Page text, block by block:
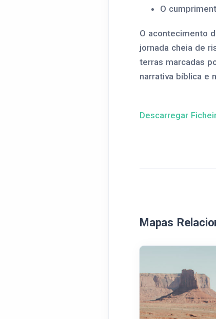
O
O acontecimento
jornada cheia de
terras marcadas
narrativa bíblica e
Descarregar
Mapas